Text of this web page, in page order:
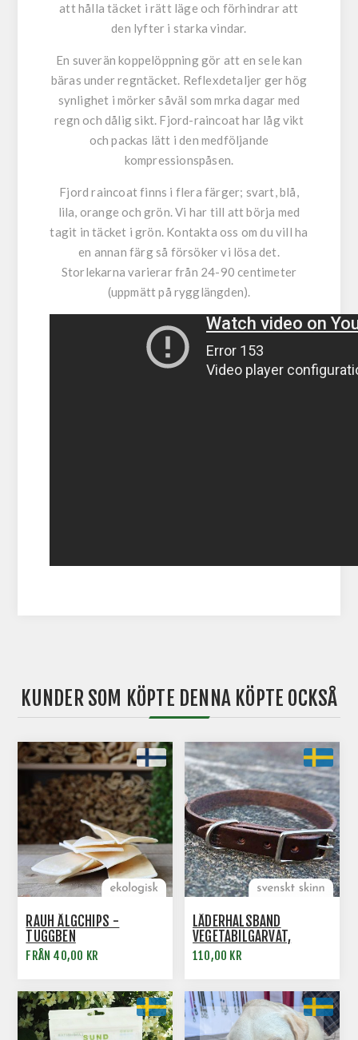
att hålla täcket i rätt läge och förhindrar att
den lyfter i starka vindar.
En suverän koppelöppning gör att en sele kan
bäras under regntäcket. Reflexdetaljer ger hög
synlighet i mörker såväl som mrka dagar med
regn och dålig sikt. Fjord-raincoat har låg vikt
och packas lätt i den medföljande
kompressionspåsen.
Fjord raincoat finns i flera färger; svart, blå,
lila, orange och grön. Vi har till att börja med
tagit in täcket i grön. Kontakta oss om du vill ha
en annan färg så försöker vi lösa det.
Storlekarna varierar från 24-90 centimeter
(uppmätt på rygglängden).
KUNDER SOM KÖPTE DENNA KÖPTE OCKSÅ
RAUH ÄLGCHIPS -
TUGGBEN
FRÅN 40,00 KR
LÄDERHALSBAND
VEGETABILGARVAT,
SVENSKTILLVERKAT
110,00 KR